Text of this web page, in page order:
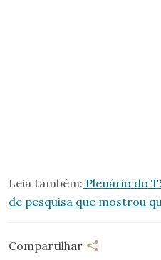
Leia também: Plenário do
de pesquisa que mostrou
Compartilhar